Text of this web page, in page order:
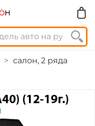
салон, 2 ряда